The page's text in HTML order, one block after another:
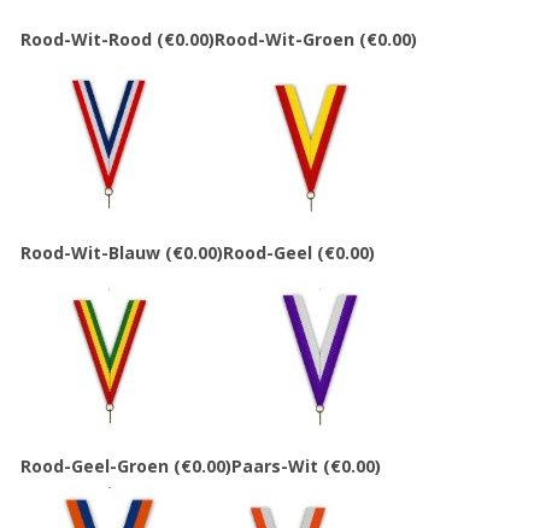
Rood-Wit-Rood (€0.00)Rood-Wit-Groen (€0.00)
Rood-Wit-Blauw (€0.00)Rood-Geel (€0.00)
Rood-Geel-Groen (€0.00)Paars-Wit (€0.00)